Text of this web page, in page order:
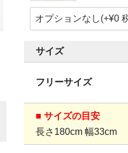
サイズ
フリーサイズ
■ サイズの目安
長さ180cm 幅33cm